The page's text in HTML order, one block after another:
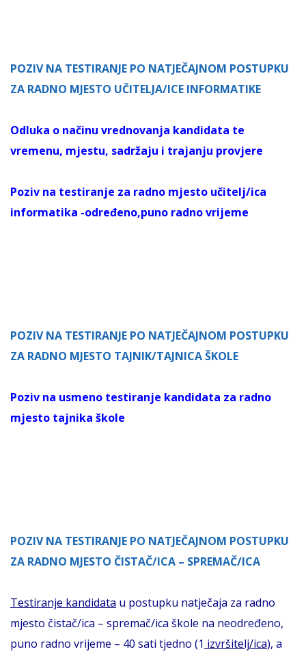
POZIV NA TESTIRANJE PO NATJEČAJNOM POSTUPKU
ZA RADNO MJESTO UČITELJA/ICE INFORMATIKE
Odluka o načinu vrednovanja kandidata te
vremenu, mjestu, sadržaju i trajanju provjere
Poziv na testiranje za radno mjesto učitelj/ica
informatika -određeno,puno radno vrijeme
POZIV NA TESTIRANJE PO NATJEČAJNOM POSTUPKU
ZA RADNO MJESTO TAJNIK/TAJNICA ŠKOLE
Poziv na usmeno testiranje kandidata za radno
mjesto tajnika škole
POZIV NA TESTIRANJE PO NATJEČAJNOM POSTUPKU
ZA RADNO MJESTO ČISTAČ/ICA – SPREMAČ/ICA
Testiranje kandidata u postupku natječaja za radno
mjesto čistač/ica – spremač/ica škole na neodređeno,
puno radno vrijeme – 40 sati tjedno (1 izvršitelj/ica), a